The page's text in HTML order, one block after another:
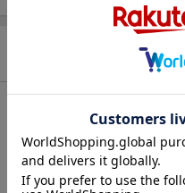
■ 巻頭特集は「Z400FX
い、永遠の空冷400。」です。
現在も衰えを知らないカワ